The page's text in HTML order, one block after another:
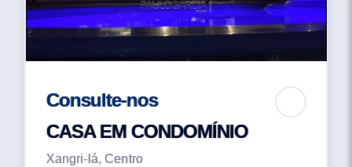
Consulte-nos
CASA EM CONDOMÍNIO
Xangri-lá, Centro